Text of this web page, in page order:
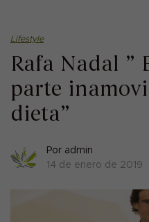
Lifestyle
Rafa Nadal ”
parte
dieta”
Por admin
14 de enero de 2019